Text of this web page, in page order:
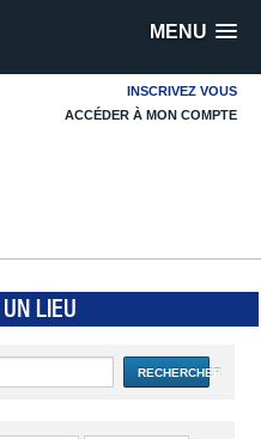
MENU
INSCRIVEZ VOUS
ACCÉDER À MON COMPTE
LIEU
RECHERCHER